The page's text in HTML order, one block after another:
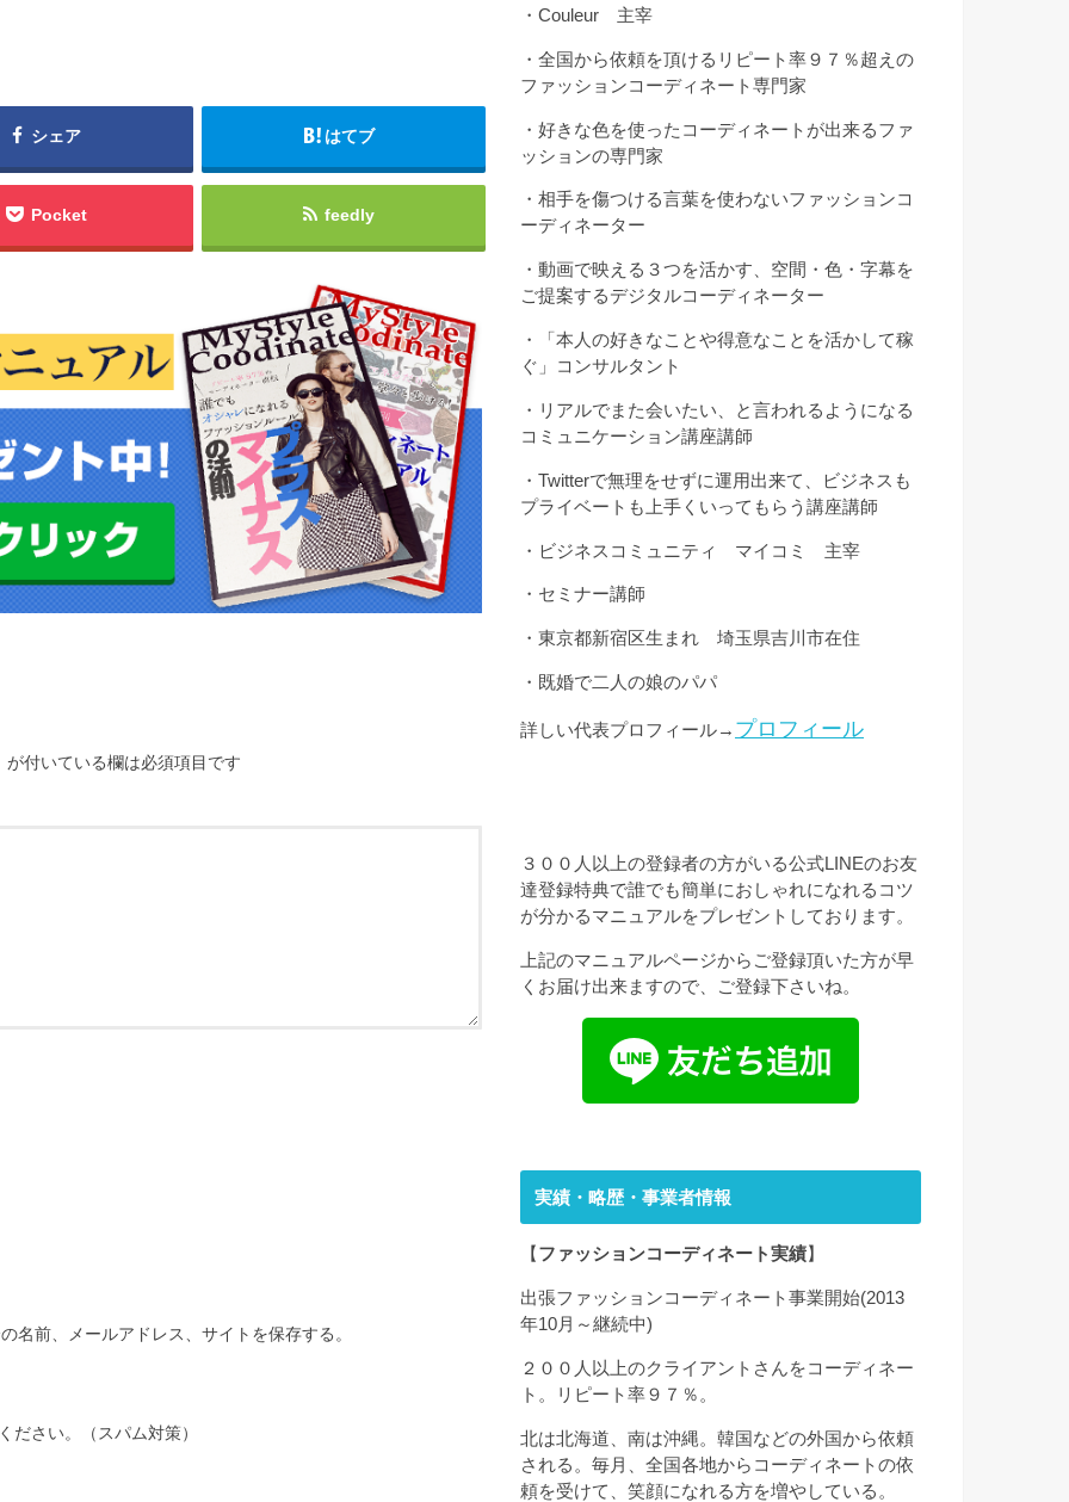
シェア はてブ
Pocket feedly
が付いている欄は必須項目です
名前、メールアドレス、サイトを保存する。
ださい。（スパム対策）
・Couleur 主宰
・全国から依頼を頂けるリピート率９７％超えの
ファッションコーディネート専門家
・好きな色を使ったコーディネートが出来るファ
ッションの専門家
・相手を傷つける言葉を使わないファッションコ
ーディネーター
・動画で映える３つを活かす、空間・色・字幕を
ご提案するデジタルコーディネーター
・「本人の好きなことや得意なことを活かして稼
ぐ」コンサルタント
・リアルでまた会いたい、と言われるようになる
コミュニケーション講座講師
・Twitterで無理をせずに運用出来て、ビジネスも
プライベートも上手くいってもらう講座講師
・ビジネスコミュニティ マイコミ 主宰
・セミナー講師
・東京都新宿区生まれ 埼玉県吉川市在住
・既婚で二人の娘のパパ
詳しい代表プロフィール→ プロフィール
３００人以上の登録者の方がいる公式LINEのお友
達登録特典で誰でも簡単におしゃれになれるコツ
が分かるマニュアルをプレゼントしております。
上記のマニュアルページからご登録頂いた方が早
くお届け出来ますので、ご登録下さいね。
実績・略歴・事業者情報
【 ファッションコーディネート実績】
出張ファッションコーディネート事業開始(2013
年10月～継続中)
２００人以上のクライアントさんをコーディネー
ト。リピート率９７％。
北は北海道、南は沖縄。韓国などの外国から依頼
される。毎月、全国各地からコーディネートの依
頼を受けて、笑顔になれる方を増やしている。